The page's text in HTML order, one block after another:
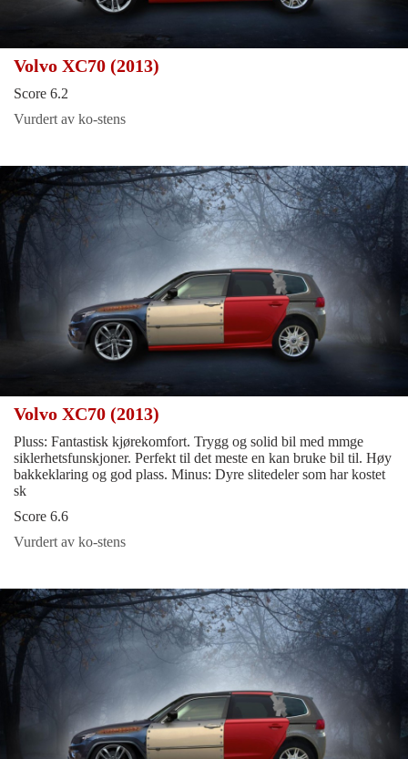
Volvo XC70 (2013)
Score 6.2
Vurdert av ko-stens
Volvo XC70 (2013)
Pluss: Fantastisk kjørekomfort. Trygg og solid bil med mmge
siklerhetsfunskjoner. Perfekt til det meste en kan bruke bil til. Høy
bakkeklaring og god plass. Minus: Dyre slitedeler som har kostet
sk
Score 6.6
Vurdert av ko-stens